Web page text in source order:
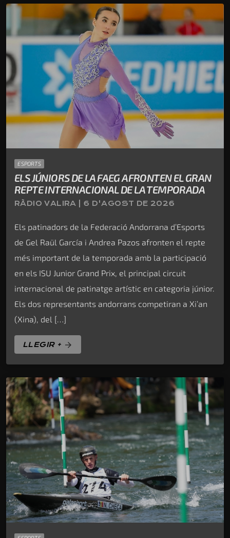
ESPORTS
ELS JÚNIORS DE LA FAEG AFRONTEN EL GRAN
REPTE INTERNACIONAL DE LA TEMPORADA
RÀDIO VALIRA | 6 D'AGOST DE 2026
Els patinadors de la Federació Andorrana d’Esports
de Gel Raül García i Andrea Pazos afronten el repte
més important de la temporada amb la participació
en els ISU Junior Grand Prix, el principal circuit
internacional de patinatge artístic en categoria júnior.
Els dos representants andorrans competiran a Xi’an
(Xina), del […]
LLEGIR + arrow_forward